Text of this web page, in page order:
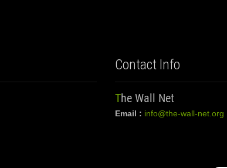
Contact Info
The Wall Net
Email : info@the-wall-net.org